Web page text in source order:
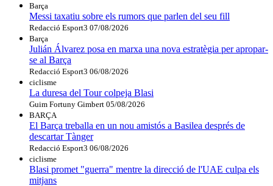
Barça
Messi taxatiu sobre els rumors que parlen del seu fill
Redacció Esport3 07/08/2026
Barça
Julián Álvarez posa en marxa una nova estratègia per apropar-
se al Barça
Redacció Esport3 06/08/2026
ciclisme
La duresa del Tour colpeja Blasi
Guim Fortuny Gimbert 05/08/2026
BARÇA
El Barça treballa en un nou amistós a Basilea després de
descartar Tànger
Redacció Esport3 06/08/2026
ciclisme
Blasi promet "guerra" mentre la direcció de l'UAE culpa els
mitjans